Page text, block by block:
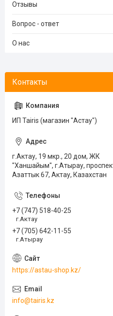
Отзывы
Вопрос - ответ
О нас
ИП Tairis (магазин "Астау")
г.Актау, 19 мкр., 20 дом, ЖК
"Ханшайым", г.Атырау,
Азаттык 67, Актау, Казахстан
+7 (747) 518-40-25
г.Актау
+7 (705) 642-11-55
г.Атырау
https://astau-shop.kz/
info@tairis.kz